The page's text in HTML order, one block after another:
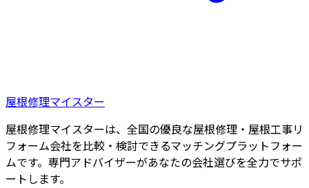
屋根修理マイスター
屋根修理マイスターは、全国の優良な屋根修理・屋根工事リ
フォーム会社を比較・検討できるマッチングプラットフォー
ムです。専門アドバイザーがあなたの会社選びを全力でサポ
ートします。